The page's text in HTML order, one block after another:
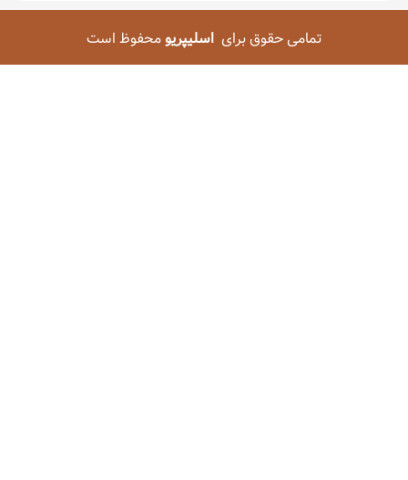
تمامی حقوق برایاسلیپریومحفوظ است